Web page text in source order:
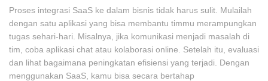
Proses integrasi SaaS ke dalam bisnis tidak harus sulit. Mulailah
dengan satu aplikasi yang bisa membantu timmu merampungkan
tugas sehari-hari. Misalnya, jika komunikasi menjadi masalah di
tim, coba aplikasi chat atau kolaborasi online. Setelah itu, evaluasi
dan lihat bagaimana peningkatan efisiensi yang terjadi. Dengan
menggunakan SaaS, kamu bisa secara bertahap